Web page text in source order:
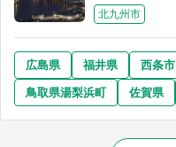
北九州市
広島県 福井県 西条市
鳥取県湯梨浜町
佐賀県